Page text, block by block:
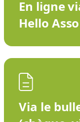
En ligne
Hello Asso
Via le